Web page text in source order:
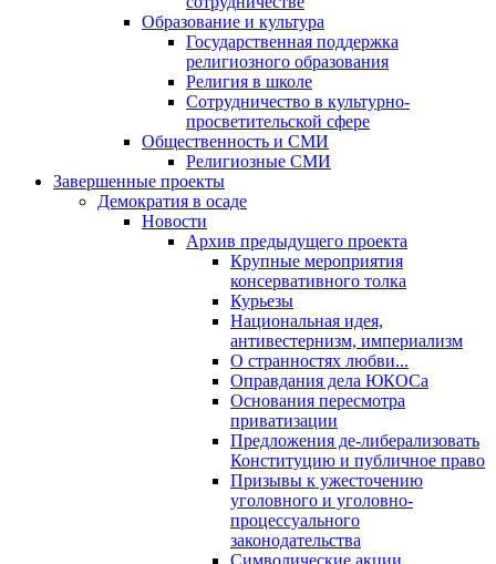
Образование и культура
Государственная поддержка
религиозного образования
Религия в школе
Сотрудничество в культурно-
просветительской сфере
Общественность и СМИ
Религиозные СМИ
Завершенные проекты
Демократия в осаде
Новости
Архив предыдущего проекта
Крупные мероприятия
консервативного толка
Курьезы
Национальная идея,
антивестернизм, империализм
О странностях любви...
Оправдания дела ЮКОСа
Основания пересмотра
приватизации
Предложения де-либерализовать
Конституцию и публичное право
Призывы к ужесточению
уголовного и уголовно-
процессуального
законодательства
Символические акции